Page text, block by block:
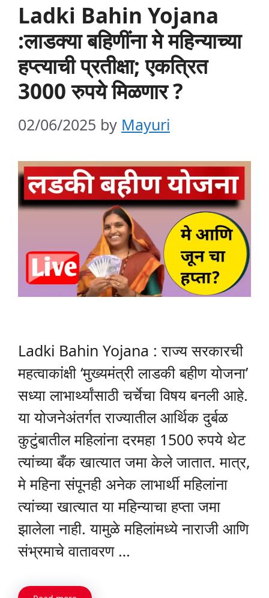
Ladki Bahin Yojana
:लाडक्या बहिणींना मे महिन्याच्या
हप्त्याची प्रतीक्षा; एकत्रित
3000 रुपये मिळणार ?
02/06/2025 by Mayuri
Ladki Bahin Yojana : राज्य सरकारची
महत्वाकांक्षी ‘मुख्यमंत्री लाडकी बहीण योजना’
सध्या लाभार्थ्यांसाठी चर्चेचा विषय बनली आहे.
या योजनेअंतर्गत राज्यातील आर्थिक दुर्बळ
कुटुंबातील महिलांना दरमहा 1500 रुपये थेट
त्यांच्या बँक खात्यात जमा केले जातात. मात्र,
मे महिना संपूनही अनेक लाभार्थी महिलांना
त्यांच्या खात्यात या महिन्याचा हप्ता जमा
झालेला नाही. यामुळे महिलांमध्ये नाराजी आणि
संभ्रमाचे वातावरण …